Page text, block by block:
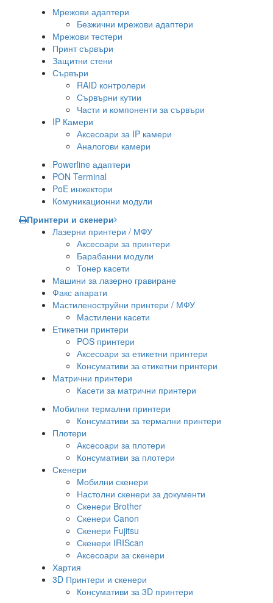
Мрежови адаптери
Безжични мрежови адаптери
Мрежови тестери
Принт сървъри
Защитни стени
Сървъри
RAID контролери
Сървърни кутии
Части и компоненти за сървъри
IP Камери
Аксесоари за IP камери
Аналогови камери
Powerline адаптери
PON Terminal
PoE инжектори
Комуникационни модули
Принтери и скенери
Лазерни принтери / МФУ
Аксесоари за принтери
Барабанни модули
Тонер касети
Машини за лазерно гравиране
Факс апарати
Мастиленоструйни принтери / МФУ
Мастилени касети
Етикетни принтери
POS принтери
Аксесоари за етикетни принтери
Консумативи за етикетни принтери
Матрични принтери
Касети за матрични принтери
Мобилни термални принтери
Консумативи за термални принтери
Плотери
Аксесоари за плотери
Консумативи за плотери
Скенери
Мобилни скенери
Настолни скенери за документи
Скенери Brother
Скенери Canon
Скенери Fujitsu
Скенери IRIScan
Аксесоари за скенери
Хартия
3D Принтери и скенери
Консумативи за 3D принтери